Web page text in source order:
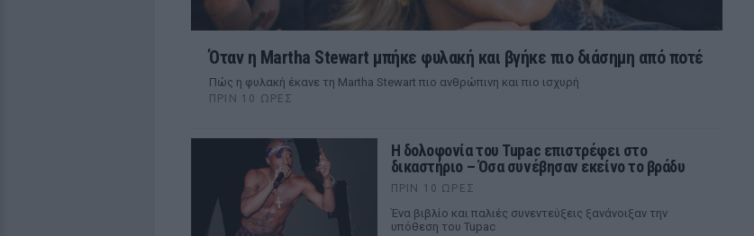
Όταν η Martha Stewart μπήκε φυλακή και βγήκε πιο διάσημη από ποτέ
Πώς η φυλακή έκανε τη Martha Stewart πιο ανθρώπινη και πιο ισχυρή
ΠΡΙΝ 10 ΏΡΕΣ
Η δολοφονία του Tupac επιστρέφει στο
δικαστήριο – Όσα συνέβησαν εκείνο το βράδυ
ΠΡΙΝ 10 ΏΡΕΣ
Ένα βιβλίο και παλιές συνεντεύξεις ξανάνοιξαν την
υπόθεση του Tupac